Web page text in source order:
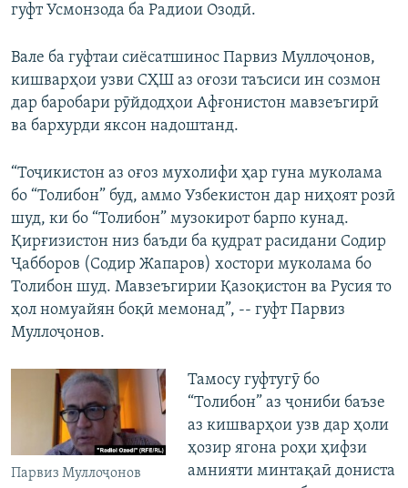
гуфт Усмонзода ба Радиои Озодӣ.
Вале ба гуфтаи сиёсатшинос Парвиз Муллоҷонов,
кишварҳои узви СҲШ аз оғози таъсиси ин созмон
дар баробари рӯйдодҳои Афғонистон мавзеъгирӣ
ва бархурди яксон надоштанд.
“Тоҷикистон аз оғоз мухолифи ҳар гуна муколама
бо “Толибон” буд, аммо Узбекистон дар ниҳоят розӣ
шуд, ки бо “Толибон” музокирот барпо кунад.
Қирғизистон низ баъди ба қудрат расидани Содир
Ҷабборов (Содир Жапаров) хостори муколама бо
Толибон шуд. Мавзеъгирии Қазоқистон ва Русия то
ҳол номуайян боқӣ мемонад”, -- гуфт Парвиз
Муллоҷонов.
Парвиз Муллоҷонов
Тамосу гуфтугӯ бо
“Толибон” аз ҷониби баъзе
аз кишварҳои узв дар ҳоли
ҳозир ягона роҳи ҳифзи
амнияти минтақаӣ дониста